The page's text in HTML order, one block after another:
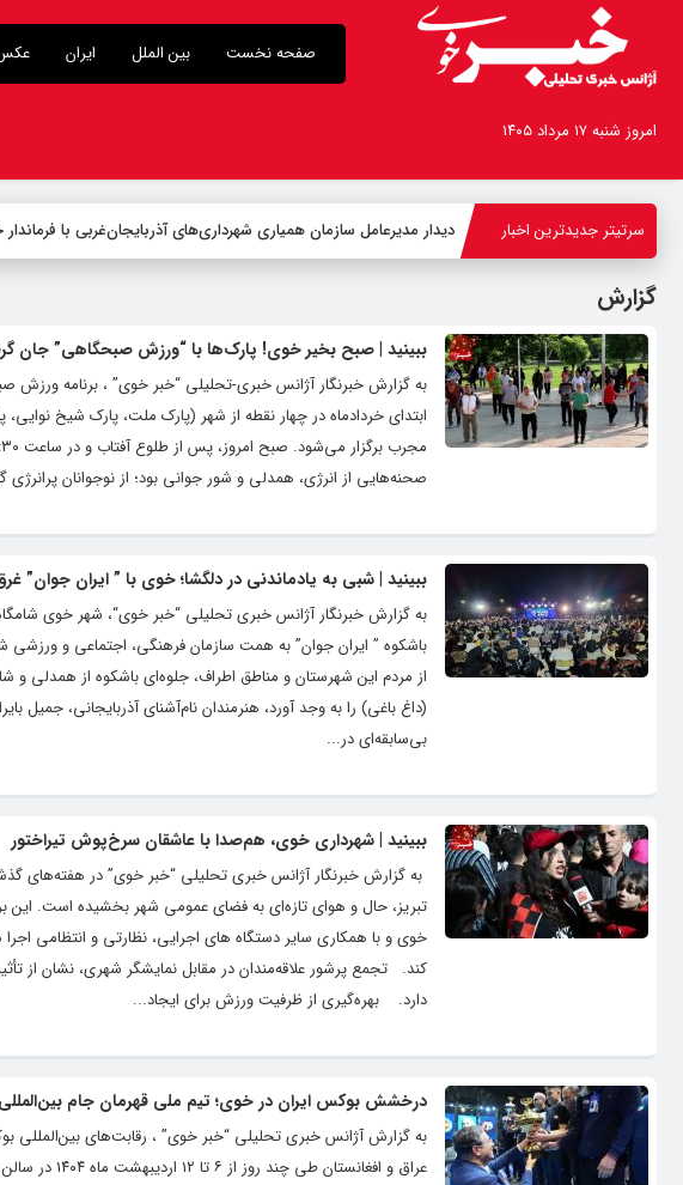
صفحه نخست بین الملل ایران
امروز شنبه ۱۷ مرداد ۱۴۰۵
سرتیتر جدیدترین اخبار -
گزارش
ببینید | صبح بخیر خوی! پارک‌ها با “ورزش صبحگاهی” جان
به گزارش خبرنگار آژانس خبری-تحلیلی “خبر خوی” ، برنامه
صحنه‌هایی از انرژی، همدلی و شور جوانی بود؛ از نوجوانان پرانرژی
ببینید | شبی به یادماندنی در دلگشا؛ خوی با ” ایران جوان”
به گزارش خبرنگار آژانس خبری تحلیلی “خبر خوی“، شهر خوی
از مردم این شهرستان و مناطق اطراف، جلوه‌ای باشکوه از همدلی
(داغ باغی) را به وجد آورد، هنرمندان نام‌آشنای آذربایجانی، جمیل
بی‌سابقه‌ای در...
ببینید | شهرداری خوی، هم‌صدا با عاشقان سرخ‌پوش تیراختور
به گزارش خبرنگار آژانس خبری تحلیلی “خبر خوی” در هفته‌های
تبریز، حال و هوای تازه‌ای به فضای عمومی شهر بخشیده است. این
خوی و با همکاری سایر دستگاه های اجرایی، نظارتی و انتظامی
کند. تجمع پرشور علاقه‌مندان در مقابل نمایشگر شهری، نشان از
دارد. بهره‌گیری از ظرفیت ورزش برای ایجاد...
درخشش بوکس ایران در خوی؛ تیم ملی قهرمان جام
به گزارش آژانس خبری تحلیلی “خبر خوی” ، رقابت‌های بین‌المللی